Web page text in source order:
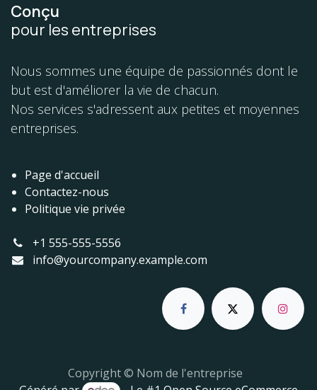
Conçu
pour les entreprises
Nous sommes une équipe de passionnés dont le
but est d'améliorer la vie de chacun.
Nos services s'adressent aux petites et moyennes
entreprises.
Page d'accueil
Contactez-nous
Politique vie privée
+1 555-555-5556
info@yourcompany.example.com
Copyright © Nom de l'entreprise